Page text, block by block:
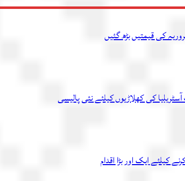
کی کھلاڑیوں کیلئے نئی پالیسی
کیلئے ایک اور بڑا اقدام